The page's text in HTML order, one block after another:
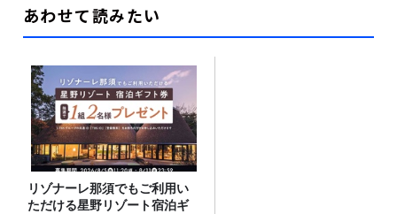
あわせて読みたい
リゾナーレ那須でもご利用い
ただける星野リゾート宿泊ギ